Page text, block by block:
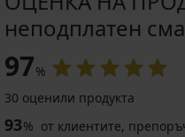
неподплатен
97%
30 оценили продукта
93% от клиентите,